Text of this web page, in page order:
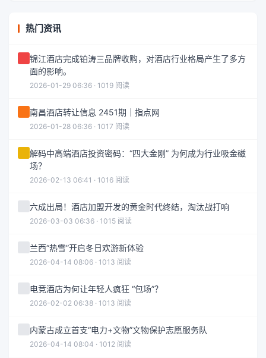
热门资讯
锦江酒店完成铂涛三品牌收购，对酒店行业格局产生了多方
面的影响。
2026-01-29 06:36 · 1019 阅读
南昌酒店转让信息 2451期｜指点网
2026-01-28 06:36 · 1017 阅读
解码中高端酒店投资密码：“四大金刚” 为何成为行业吸金磁
场？
2026-02-13 06:41 · 1016 阅读
六成出局！酒店加盟开发的黄金时代终结，淘汰战打响
2026-03-03 06:36 · 1015 阅读
兰西“热雪”开启冬日欢游新体验
2026-04-14 08:06 · 1013 阅读
电竞酒店为何让年轻人疯狂 “包场”？
2026-02-02 06:38 · 1013 阅读
内蒙古成立首支“电力+文物”文物保护志愿服务队
2026-04-14 08:04 · 1012 阅读